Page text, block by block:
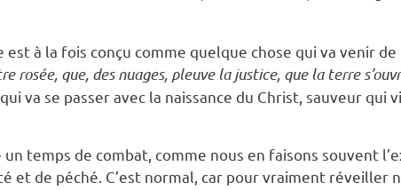
à la fois conçu comme quelque chose qui va venir de
rosée, que, des nuages, pleuve la justice, que la terre
va se passer avec la naissance du Christ, sauveur qui
temps de combat, comme nous en faisons souvent
et de péché. C’est normal, car pour vraiment